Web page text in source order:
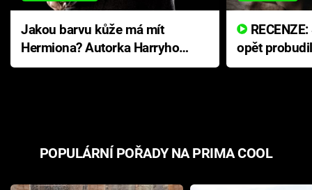
Jakou barvu kůže má mít
Hermiona? Autorka Harryho
Pottera přišla s ráznou
opět
přichází s
POPULÁRNÍ POŘADY NA PRIMA COOL